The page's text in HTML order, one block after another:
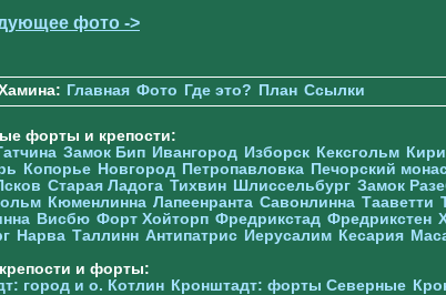
фото ->
Главная Фото Где это? План Ссылки
форты и крепости:
Замок Бип Ивангород Изборск Кексгольм
Копорье Новгород Петропавловка Печорcкий
Старая Ладога Тихвин Шлиссельбург Замок
Кюменлинна Лапеенранта Савонлинна Тааветти
Висбю Форт Хойторп Фредрикстад Фредрикстен
Нарва Таллинн Антипатрис Иерусалим Кесария
и форты:
город и о. Котлин
Кронштадт: форты Северные